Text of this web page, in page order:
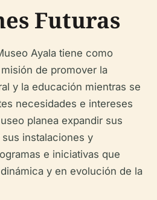
Futuras
Ayala tiene como
de promover la
y la educación mientras se
necesidades e intereses
planea expandir sus
instalaciones y
e iniciativas que
y en evolución de la